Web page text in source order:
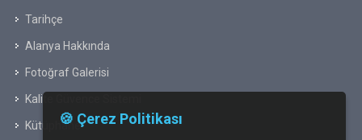
Tarihçe
Alanya Hakkında
Fotoğraf Galerisi
Kalite Güvence Sistemi
Kütüphane🍪 Çerez Politikası